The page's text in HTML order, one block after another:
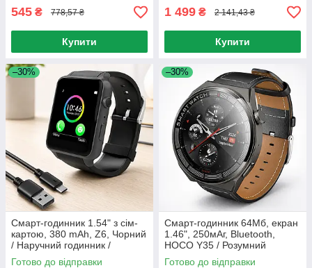
545 ₴ 778,57 ₴
Купити
1 499 ₴ 2 141,43 ₴
Купити
–30%
Смарт-годинник 1.54" з сім-
картою, 380 mAh, Z6, Чорний
/ Наручний годинник /
Розумний годинник з
Готово до відправки
–30%
Смарт-годинник 64Мб, екран
1.46", 250мАг, Bluetooth,
HOCO Y35 / Розумний
годинник на руку / Наручний
Готово до відправки